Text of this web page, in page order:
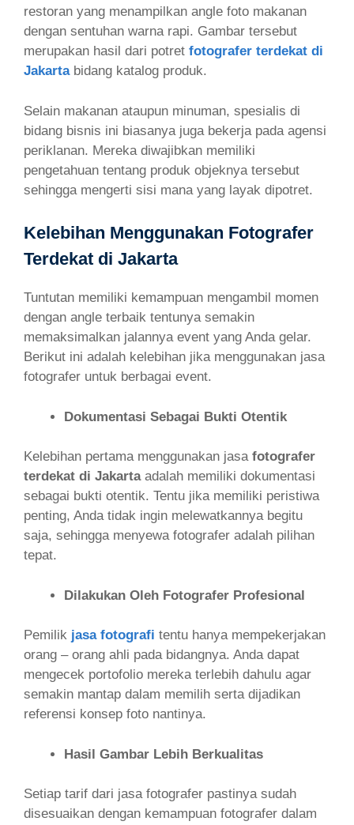
restoran yang menampilkan angle foto makanan
dengan sentuhan warna rapi. Gambar tersebut
merupakan hasil dari potret fotografer terdekat di
Jakarta bidang katalog produk.
Selain makanan ataupun minuman, spesialis di
bidang bisnis ini biasanya juga bekerja pada agensi
periklanan. Mereka diwajibkan memiliki
pengetahuan tentang produk objeknya tersebut
sehingga mengerti sisi mana yang layak dipotret.
Kelebihan Menggunakan Fotografer
Terdekat di Jakarta
Tuntutan memiliki kemampuan mengambil momen
dengan angle terbaik tentunya semakin
memaksimalkan jalannya event yang Anda gelar.
Berikut ini adalah kelebihan jika menggunakan jasa
fotografer untuk berbagai event.
Dokumentasi Sebagai Bukti Otentik
Kelebihan pertama menggunakan jasa fotografer
terdekat di Jakarta adalah memiliki dokumentasi
sebagai bukti otentik. Tentu jika memiliki peristiwa
penting, Anda tidak ingin melewatkannya begitu
saja, sehingga menyewa fotografer adalah pilihan
tepat.
Dilakukan Oleh Fotografer Profesional
Pemilik jasa fotografi tentu hanya mempekerjakan
orang – orang ahli pada bidangnya. Anda dapat
mengecek portofolio mereka terlebih dahulu agar
semakin mantap dalam memilih serta dijadikan
referensi konsep foto nantinya.
Hasil Gambar Lebih Berkualitas
Setiap tarif dari jasa fotografer pastinya sudah
disesuaikan dengan kemampuan fotografer dalam